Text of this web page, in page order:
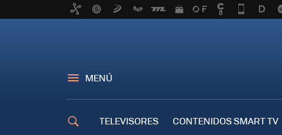
MENÚ
TELEVISORES CONTENIDOS SMART TV